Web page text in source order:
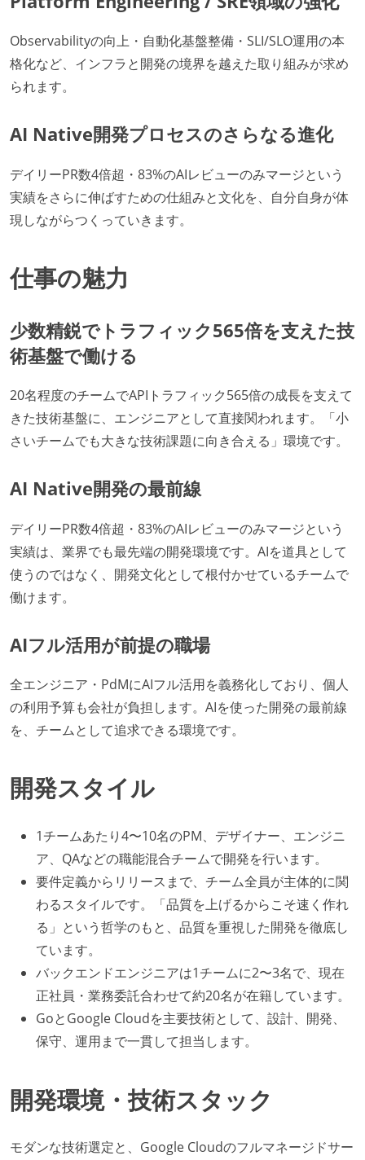
Observabilityの向上・自動化基盤整備・SLI/SLO運用の本
格化など、インフラと開発の境界を越えた取り組みが求め
られます。
AI Native開発プロセスのさらなる進化
デイリーPR数4倍超・83%のAIレビューのみマージという
実績をさらに伸ばすための仕組みと文化を、自分自身が体
現しながらつくっていきます。
仕事の魅力
少数精鋭でトラフィック565倍を支えた技
術基盤で働ける
20名程度のチームでAPIトラフィック565倍の成長を支えて
きた技術基盤に、エンジニアとして直接関われます。「小
さいチームでも大きな技術課題に向き合える」環境です。
AI Native開発の最前線
デイリーPR数4倍超・83%のAIレビューのみマージという
実績は、業界でも最先端の開発環境です。AIを道具として
使うのではなく、開発文化として根付かせているチームで
働けます。
AIフル活用が前提の職場
全エンジニア・PdMにAIフル活用を義務化しており、個人
の利用予算も会社が負担します。AIを使った開発の最前線
を、チームとして追求できる環境です。
開発スタイル
1チームあたり4〜10名のPM、デザイナー、エンジニ
ア、QAなどの職能混合チームで開発を行います。
要件定義からリリースまで、チーム全員が主体的に関
わるスタイルです。「品質を上げるからこそ速く作れ
る」という哲学のもと、品質を重視した開発を徹底し
ています。
バックエンドエンジニアは1チームに2〜3名で、現在
正社員・業務委託合わせて約20名が在籍しています。
GoとGoogle Cloudを主要技術として、設計、開発、
保守、運用まで一貫して担当します。
開発環境・技術スタック
モダンな技術選定と、Google Cloudのフルマネージドサー